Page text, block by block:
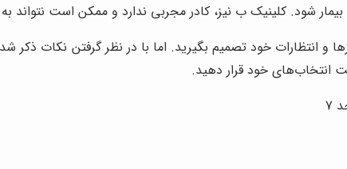
شود. کلینیک ب نیز، کادر مجربی ندارد و ممکن است نتواند
خود تصمیم بگیرید. اما با در نظر گرفتن نکات ذکر شده
انتخاب‌های خود قرار دهید.